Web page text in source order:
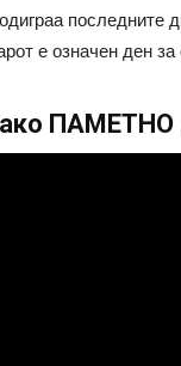
последните
е означен ден
ПАМЕТНО